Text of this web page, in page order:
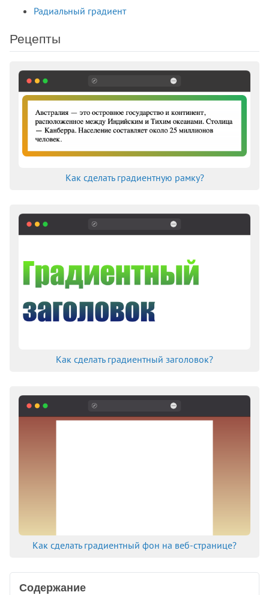
Радиальный градиент
Рецепты
Как сделать градиентную рамку?
Как сделать градиентный заголовок?
Как сделать градиентный фон на веб-странице?
Содержание